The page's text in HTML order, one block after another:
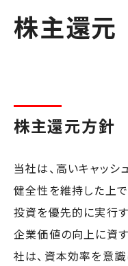
株主還元
株主還元方針
当社は、高いキャッシ
健全性を維持した上
投資を優先的に実行
企業価値の向上に資す
社は、資本効率を意